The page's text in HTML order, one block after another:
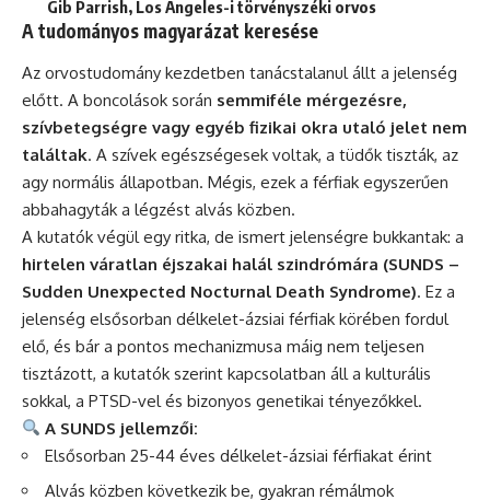
Gib Parrish, Los Angeles-i törvényszéki orvos
A tudományos magyarázat keresése
Az orvostudomány kezdetben tanácstalanul állt a jelenség
előtt. A boncolások során semmiféle mérgezésre,
szívbetegségre vagy egyéb fizikai okra utaló jelet nem
találtak. A szívek egészségesek voltak, a tüdők tiszták, az
agy normális állapotban. Mégis, ezek a férfiak egyszerűen
abbahagyták a légzést alvás közben.
A kutatók végül egy ritka, de ismert jelenségre bukkantak: a
hirtelen váratlan éjszakai halál szindrómára (SUNDS –
Sudden Unexpected Nocturnal Death Syndrome). Ez a
jelenség elsősorban délkelet-ázsiai férfiak körében fordul
elő, és bár a pontos mechanizmusa máig nem teljesen
tisztázott, a kutatók szerint kapcsolatban áll a kulturális
sokkal, a PTSD-vel és bizonyos genetikai tényezőkkel.
A SUNDS jellemzői:
Elsősorban 25-44 éves délkelet-ázsiai férfiakat érint
Alvás közben következik be, gyakran rémálmok